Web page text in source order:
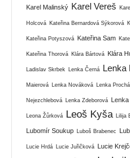
Karel Malinský Karel Vereš
Holcová Kateřina Bernardová Sýkorová
Kateřina Potyszová Kateřina Sam
Kateřina Thorová Klára Bártová Klára
Ladislav Skrbek Lenka Černá Lenka
Maierová Lenka Nováková Lenka
Nejezchlebová Lenka Zdeborová
Leona Žůrková Leoš Kyša Lilija
Lubomír Soukup Luboš Brabenec
Lucie Hrdá Lucie Juřičková Lucie